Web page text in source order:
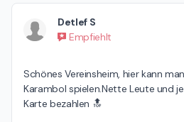
Detlef S
Empfiehlt
Schönes Vereinsheim, hier kann
Karambol spielen.Nette Leute und
Karte bezahlen 🔝